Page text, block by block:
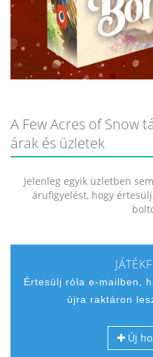
A Few Acres of Snow
árak és üzletek
Jelenleg egyik üzletben
árufigyelést, hogy
Értesülj róla e-mailben,
újra raktáron
Új